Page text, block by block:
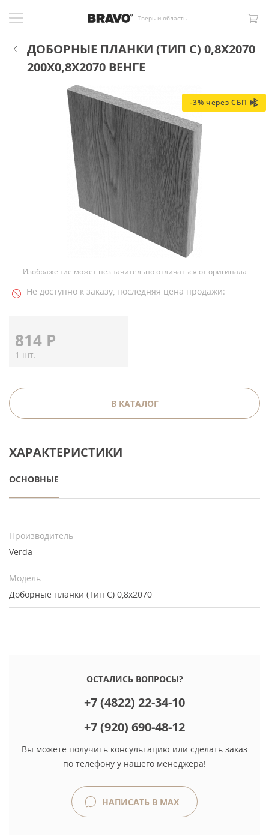
Тверь и область
ДОБОРНЫЕ ПЛАНКИ (ТИП С) 0,8Х2070
200X0,8X2070 ВЕНГЕ
-3% через СБП
Изображение может незначительно отличаться от оригинала
Не доступно к заказу, последняя цена продажи:
814 Р
1 шт.
В КАТАЛОГ
ХАРАКТЕРИСТИКИ
ОСНОВНЫЕ
Производитель
Verda
Модель
Доборные планки (Тип С) 0,8х2070
ОСТАЛИСЬ ВОПРОСЫ?
+7 (4822) 22-34-10
+7 (920) 690-48-12
Вы можете получить консультацию или сделать заказ
по телефону у нашего менеджера!
НАПИСАТЬ В MAX